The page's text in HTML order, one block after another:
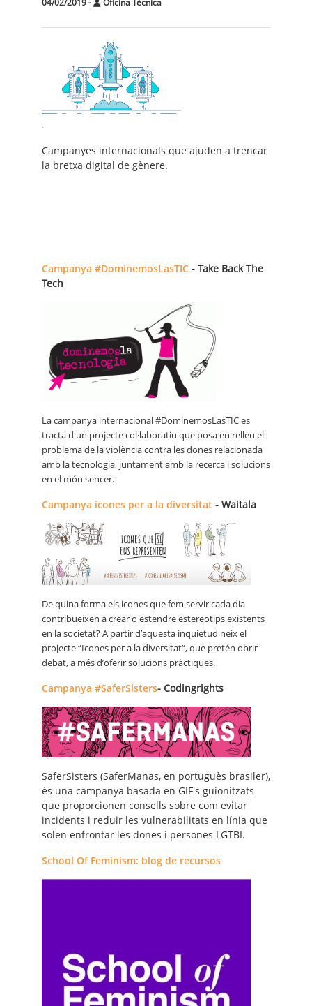
04/02/2019- Oficina Tècnica
.
Campanyes internacionals que ajuden a trencar
la bretxa digital de gènere.
Campanya #DominemosLasTIC - Take Back The
Tech
La campanya internacional #DominemosLasTIC es
tracta d'un projecte col·laboratiu que posa en relleu el
problema de la violència contra les dones relacionada
amb la tecnologia, juntament amb la recerca i solucions
en el món sencer.
Campanya icones per a la diversitat - Waitala
De quina forma els icones que fem servir cada dia
contribueixen a crear o estendre estereotips existents
en la societat? A partir d’aquesta inquietud neix el
projecte “Icones per a la diversitat“, que pretén obrir
debat, a més d’oferir solucions pràctiques.
Campanya #SaferSisters- Codingrights
SaferSisters (SaferManas, en portuguès brasiler),
és una campanya basada en GIF's guionitzats
que proporcionen consells sobre com evitar
incidents i reduir les vulnerabilitats en línia que
solen enfrontar les dones i persones LGTBI.
School Of Feminism: blog de recursos